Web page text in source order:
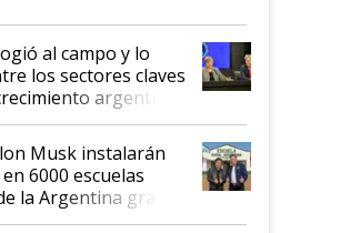
al campo y lo
los sectores claves
argentino
Musk instalarán
6000 escuelas
la Argentina gracias
con Starlink